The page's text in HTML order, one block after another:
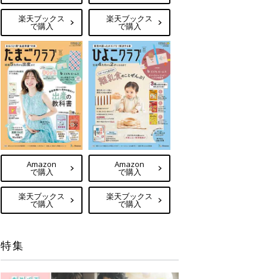
楽天ブックス
で購入
楽天ブックス
で購入
Amazon
で購入
楽天ブックス
で購入
Amazon
で購入
楽天ブックス
で購入
特集